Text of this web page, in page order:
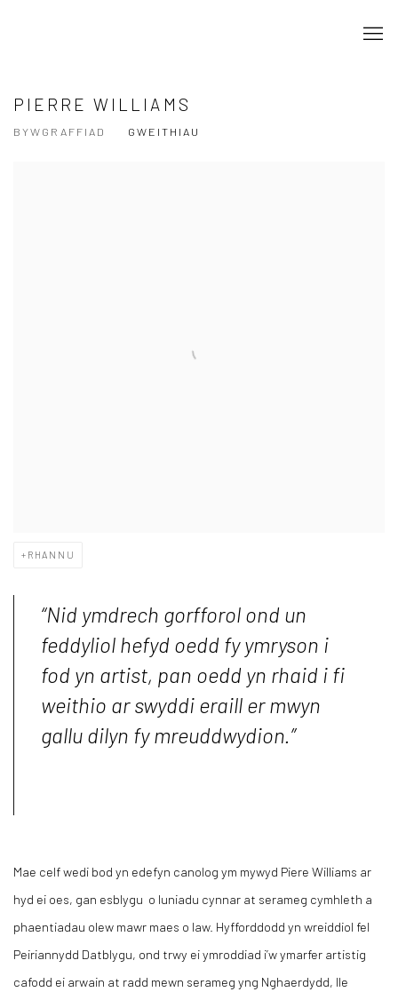
PIERRE WILLIAMS
BYWGRAFFIAD GWEITHIAU
RHANNU
“Nid ymdrech gorfforol ond un
feddyliol hefyd oedd fy ymryson i
fod yn artist, pan oedd yn rhaid i fi
weithio ar swyddi eraill er mwyn
gallu dilyn fy mreuddwydion.”
Mae celf wedi bod yn edefyn canolog ym mywyd Piere Williams ar
hyd ei oes, gan esblygu o luniadu cynnar at serameg cymhleth a
phaentiadau olew mawr maes o law. Hyfforddodd yn wreiddiol fel
Peiriannydd Datblygu, ond trwy ei ymroddiad i’w ymarfer artistig
cafodd ei arwain at radd mewn serameg yng Nghaerdydd, lle